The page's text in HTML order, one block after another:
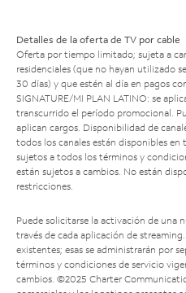
Detalles de la oferta de TV por cable
Oferta por tiempo limitado; sujeta a
residenciales (que no hayan utilizado
30 días) y que estén al día en pagos
SIGNATURE/MI PLAN LATINO: se
transcurrido el período promocional.
aplican cargos. Disponibilidad de
todos los canales están disponibles en
sujetos a todos los términos y
están sujetos a cambios. No están
restricciones.
Puede solicitarse la activación de una
través de cada aplicación de
existentes; esas se administrarán por
términos y condiciones de servicio
cambios. ©2025 Charter